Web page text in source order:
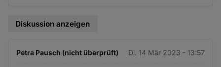
Diskussion anzeigen
Petra Pausch (nicht überprüft) Di. 14 Mär 2023 - 13:57